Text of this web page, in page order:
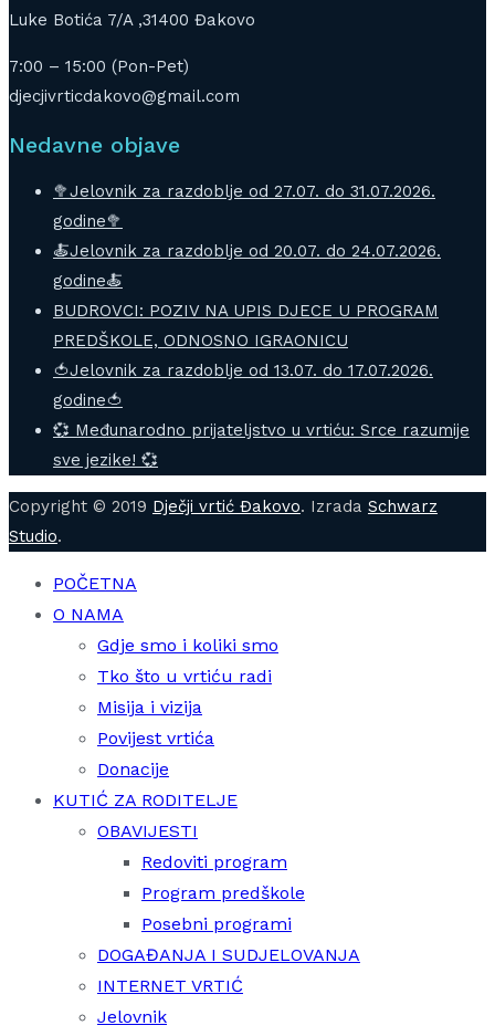
Luke Botića 7/A ,31400 Đakovo
7:00 – 15:00 (Pon-Pet)
djecjivrticdakovo@gmail.com
Nedavne objave
🥦Jelovnik za razdoblje od 27.07. do 31.07.2026.
godine🥦
🍝Jelovnik za razdoblje od 20.07. do 24.07.2026.
godine🍝
BUDROVCI: POZIV NA UPIS DJECE U PROGRAM
PREDŠKOLE, ODNOSNO IGRAONICU
🍅Jelovnik za razdoblje od 13.07. do 17.07.2026.
godine🍅
💞 Međunarodno prijateljstvo u vrtiću: Srce razumije
sve jezike! 💞
Copyright © 2019 Dječji vrtić Đakovo. Izrada Schwarz
Studio.
POČETNA
O NAMA
Gdje smo i koliki smo
Tko što u vrtiću radi
Misija i vizija
Povijest vrtića
Donacije
KUTIĆ ZA RODITELJE
OBAVIJESTI
Redoviti program
Program predškole
Posebni programi
DOGAĐANJA I SUDJELOVANJA
INTERNET VRTIĆ
Jelovnik